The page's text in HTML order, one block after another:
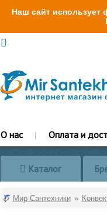
Наш сайт использует
О нас Оплата и
Каталог
Мир Сантехники